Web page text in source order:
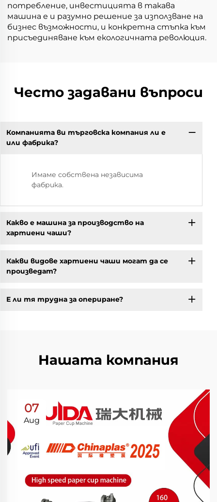
потребление, инвестицията в такава
машина е и разумно решение за използване на
бизнес възможности, и конкретна стъпка към
присъединяване към екологичната революция.
Често задавани въпроси
Компанията ви търговска компания ли е
или фабрика?
Имаме собствена независима
фабрика.
Какво е машина за производство на
хартиени чаши?
Какви видове хартиени чаши могат да се
произведат?
Е ли тя трудна за опериране?
Нашата компания
07
Aug